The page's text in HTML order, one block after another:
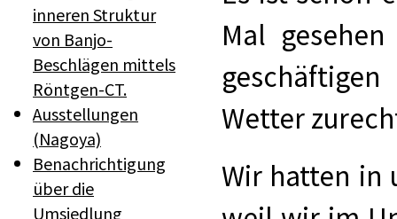
Mal
Wetter
Wir hatten in
inneren Struktur
von Banjo-
Beschlägen mittels
Röntgen-CT.
Ausstellungen
(Nagoya)
Benachrichtigung
über die
Umsiedlung